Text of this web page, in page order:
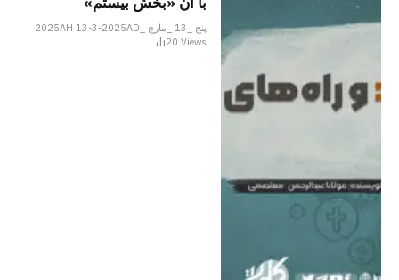
پنج _13 _مارچ _2025AH 13-3-2025AD
20Views